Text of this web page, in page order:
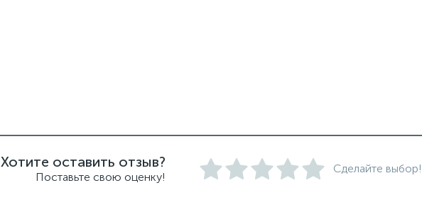
Хотите оставить отзыв?
Поставьте свою оценку!
Сделайте выбор!